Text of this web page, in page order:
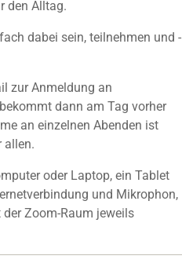
den Alltag.
dabei sein, teilnehmen und -
zur Anmeldung an
dann am Tag vorher
an einzelnen Abenden ist
allen.
oder Laptop, ein Tablet
und Mikrophon,
Zoom-Raum jeweils